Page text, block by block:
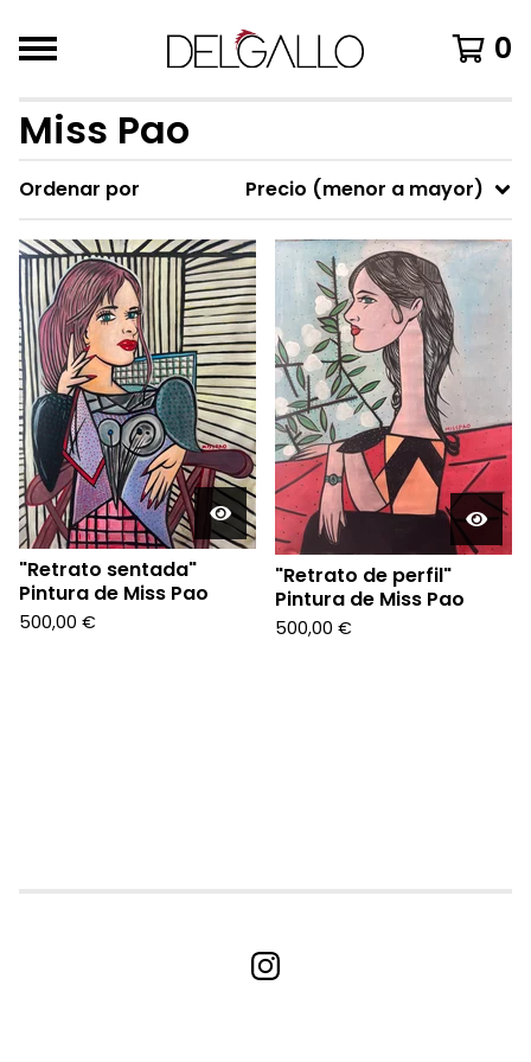
0
Miss Pao
Ordenar por Precio (menor a mayor)
"Retrato sentada"
Pintura de Miss Pao
500,00 €
"Retrato de perfil"
Pintura de Miss Pao
500,00 €